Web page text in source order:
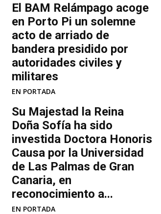
El BAM Relámpago acoge
en Porto Pi un solemne
acto de arriado de
bandera presidido por
autoridades civiles y
militares
EN PORTADA
Su Majestad la Reina
Doña Sofía ha sido
investida Doctora Honoris
Causa por la Universidad
de Las Palmas de Gran
Canaria, en
reconocimiento a...
EN PORTADA